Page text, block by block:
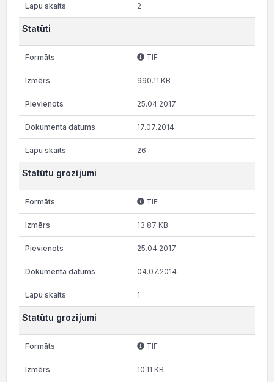
2
Statūti
TIF
990.11 KB
25.04.2017
17.07.2014
26
Statūtu grozījumi
TIF
13.87 KB
25.04.2017
04.07.2014
1
Statūtu grozījumi
TIF
10.11 KB